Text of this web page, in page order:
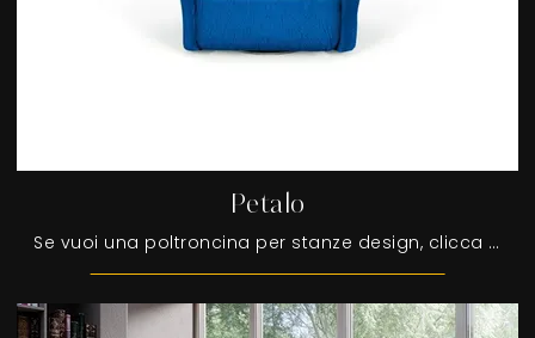
Petalo
Se vuoi una poltroncina per stanze design, clicca e leggi di più sul modello Petalo in tessuto della marca Egoitaliano.